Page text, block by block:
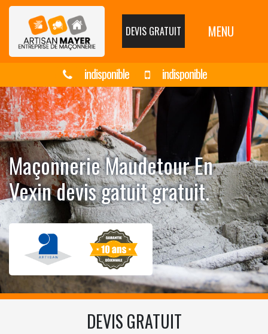
DEVIS GRATUIT MENU
indisponible indisponible
Maçonnerie Maudetour En
Vexin devis gatuit gratuit.
DEVIS GRATUIT